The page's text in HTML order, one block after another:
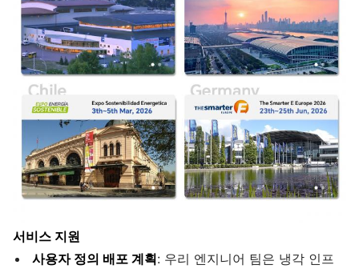
서비스 지원
사용자 정의 배포 계획: 우리 엔지니어 팀은 냉각 인프